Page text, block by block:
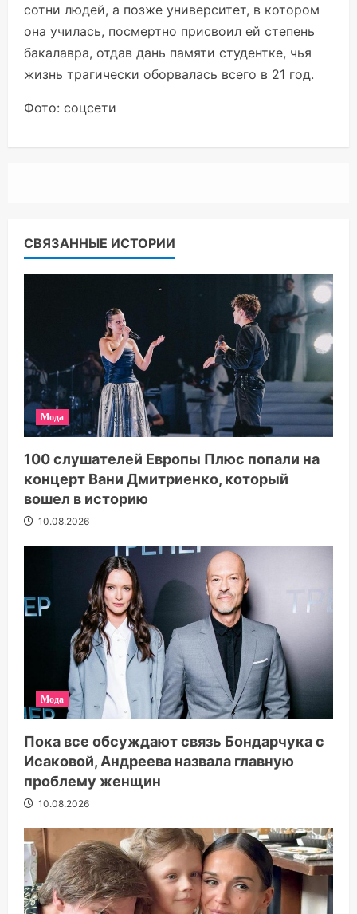
сотни людей, а позже университет, в котором
она училась, посмертно присвоил ей степень
бакалавра, отдав дань памяти студентке, чья
жизнь трагически оборвалась всего в 21 год.
Фото: соцсети
СВЯЗАННЫЕ ИСТОРИИ
Мода
100 слушателей Европы Плюс попали на
концерт Вани Дмитриенко, который
вошел в историю
10.08.2026
Мода
Пока все обсуждают связь Бондарчука с
Исаковой, Андреева назвала главную
проблему женщин
10.08.2026